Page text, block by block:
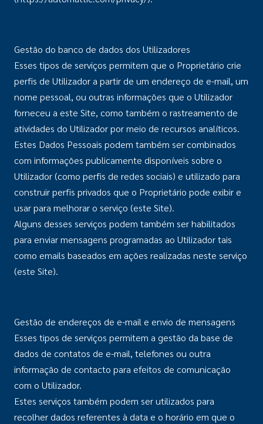
Gestão do banco de dados dos Utilizadores
Esses tipos de serviços permitem que o Proprietário crie
perfis de Utilizador a partir de um endereço de e-mail, um
nome pessoal, ou outras informações que o Utilizador
forneceu a este Site, como também o rastreamento de
atividades do Utilizador por meio de recursos analíticos.
Estes Dados Pessoais podem também ser combinados
com informações publicamente disponíveis sobre o
Utilizador (como perfis de redes sociais) e utilizado para
construir perfis privados que o Proprietário pode exibir e
usar para melhorar o serviço (este Site).
Alguns desses serviços podem também ser habilitados
para enviar mensagens programadas ao Utilizador tais
como emails baseados em ações realizadas neste serviço
(este Site).
Gestão de endereços de e-mail e envio de mensagens
Esses tipos de serviços permitem a gestão da base de
dados de contatos de e-mail, telefones ou outra
informação de contacto para efeitos de comunicação
com o Utilizador.
Estes serviços também podem ser utilizados para
recolher dados referentes à data e o horário em que o